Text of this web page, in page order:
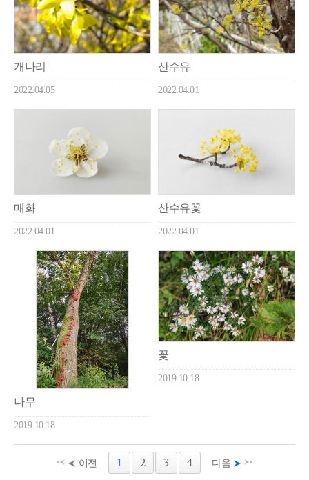
개나리
2022.04.05
산수유
2022.04.01
매화
2022.04.01
산수유꽃
2022.04.01
나무
2019.10.18
꽃
2019.10.18
이전 1 2 3 4 다음